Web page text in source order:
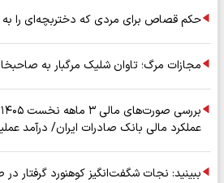
حکم قصاص برای مردی که دختربچه‌ای را
مجازات مرگ؛ تاوان شلیک مرگبار به
عملکرد مالی بانک صادرات ایران/ درآمد عملیاتی ۸۰ درصد
ببینید: نجات شگفت‌انگیز کوهنورد گرفتار در